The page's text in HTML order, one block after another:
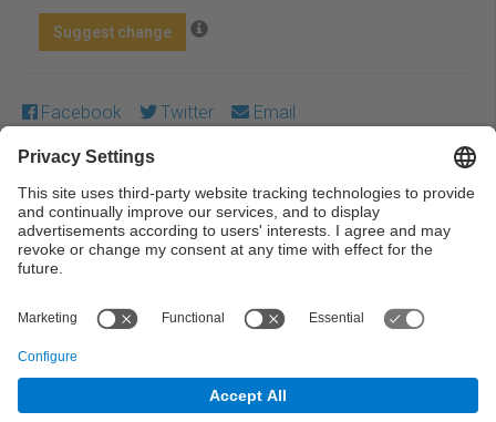
Suggest change
Facebook Twitter Email
Except where otherwise noted, content on this work is
licensed under a Creative Commons license:Attribution-
NonCommercial-NoDerivs 4.0 Generic